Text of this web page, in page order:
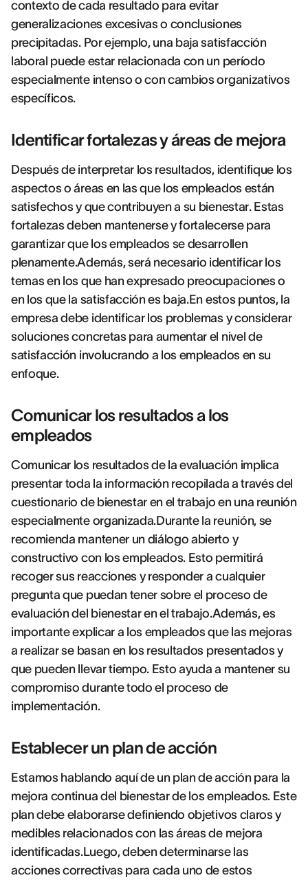
contexto de cada resultado para evitar
generalizaciones excesivas o conclusiones
precipitadas. Por ejemplo, una baja satisfacción
laboral puede estar relacionada con un período
especialmente intenso o con cambios organizativos
específicos.
Identificar fortalezas y áreas de mejora
Después de interpretar los resultados, identifique los
aspectos o áreas en las que los empleados están
satisfechos y que contribuyen a su bienestar. Estas
fortalezas deben mantenerse y fortalecerse para
garantizar que los empleados se desarrollen
plenamente.Además, será necesario identificar los
temas en los que han expresado preocupaciones o
en los que la satisfacción es baja.En estos puntos, la
empresa debe identificar los problemas y considerar
soluciones concretas para aumentar el nivel de
satisfacción involucrando a los empleados en su
enfoque.
Comunicar los resultados a los
empleados
Comunicar los resultados de la evaluación implica
presentar toda la información recopilada a través del
cuestionario de bienestar en el trabajo en una reunión
especialmente organizada.Durante la reunión, se
recomienda mantener un diálogo abierto y
constructivo con los empleados. Esto permitirá
recoger sus reacciones y responder a cualquier
pregunta que puedan tener sobre el proceso de
evaluación del bienestar en el trabajo.Además, es
importante explicar a los empleados que las mejoras
a realizar se basan en los resultados presentados y
que pueden llevar tiempo. Esto ayuda a mantener su
compromiso durante todo el proceso de
implementación.
Establecer un plan de acción
Estamos hablando aquí de un plan de acción para la
mejora continua del bienestar de los empleados. Este
plan debe elaborarse definiendo objetivos claros y
medibles relacionados con las áreas de mejora
identificadas.Luego, deben determinarse las
acciones correctivas para cada uno de estos